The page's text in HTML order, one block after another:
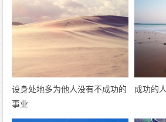
设身处地多为他人没有不成功的
事业
成功的